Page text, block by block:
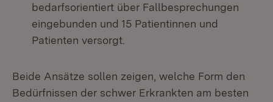
bedarfsorientiert über Fallbesprechungen
eingebunden und 15 Patientinnen und
Patienten versorgt.
Beide Ansätze sollen zeigen, welche Form den
Bedürfnissen der schwer Erkrankten am besten